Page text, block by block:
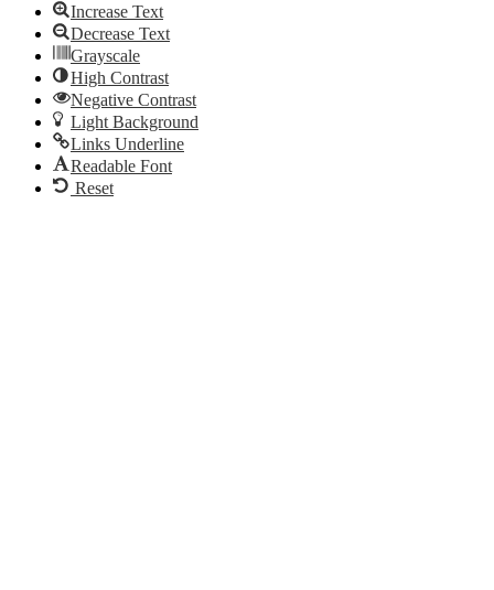
Increase Text
Decrease Text
Grayscale
High Contrast
Negative Contrast
Light Background
Links Underline
Readable Font
Reset